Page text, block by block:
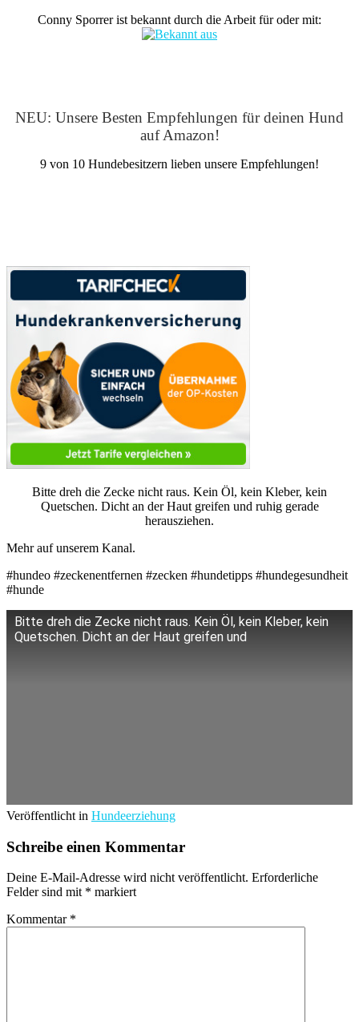
Conny Sporrer ist bekannt durch die Arbeit für oder mit:
NEU: Unsere Besten Empfehlungen für deinen Hund
auf Amazon!
9 von 10 Hundebesitzern lieben unsere Empfehlungen!
Bitte dreh die Zecke nicht raus. Kein Öl, kein Kleber, kein
Quetschen. Dicht an der Haut greifen und ruhig gerade
herausziehen.
Mehr auf unserem Kanal.
#hundeo #zeckenentfernen #zecken #hundetipps #hundegesundheit
#hunde
Bitte dreh die Zecke nicht raus. Kein Öl, kein Kleber, kein
Quetschen. Dicht an der Haut greifen und
Veröffentlicht in Hundeerziehung
Schreibe einen Kommentar
Deine E-Mail-Adresse wird nicht veröffentlicht. Erforderliche
Felder sind mit * markiert
Kommentar *